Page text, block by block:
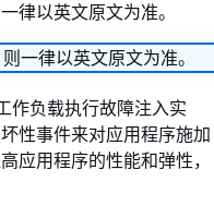
律以英文原文为准。
一律以英文原文为准。
作负载执行故障注入实
性事件来对应用程序施加
应用程序的性能和弹性，